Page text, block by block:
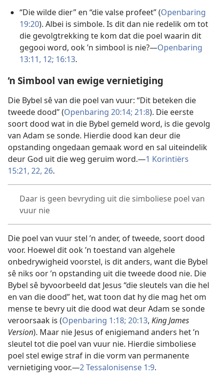
“Die wilde dier” en “die valse profeet” (Openbaring
19:20). Albei is simbole. Is dit dan nie redelik om tot
die gevolgtrekking te kom dat die poel waarin dit
gegooi word, ook ’n simbool is nie?—Openbaring
13:11, 12; 16:13.
’n Simbool van ewige vernietiging
Die Bybel sê van die poel van vuur: “Dit beteken die
tweede dood” (Openbaring 20:14; 21:8). Die eerste
soort dood wat in die Bybel gemeld word, is die gevolg
van Adam se sonde. Hierdie dood kan deur die
opstanding ongedaan gemaak word en sal uiteindelik
deur God uit die weg geruim word.—1 Korintiërs
15:21, 22, 26.
Daar is geen bevryding uit die simboliese poel van
vuur nie
Die poel van vuur stel ’n ander, of tweede, soort dood
voor. Hoewel dit ook ’n toestand van algehele
onbedrywigheid voorstel, is dit anders, want die Bybel
sê niks oor ’n opstanding uit die tweede dood nie. Die
Bybel sê byvoorbeeld dat Jesus “die sleutels van die hel
en van die dood” het, wat toon dat hy die mag het om
mense te bevry uit die dood wat deur Adam se sonde
veroorsaak is (Openbaring 1:18; 20:13, King James
Version). Maar nie Jesus of enigiemand anders het ’n
sleutel tot die poel van vuur nie. Hierdie simboliese
poel stel ewige straf in die vorm van permanente
vernietiging voor.—2 Tessalonisense 1:9.